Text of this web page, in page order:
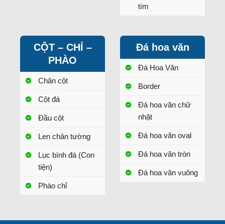
tím
CỘT – CHỈ –
PHÀO
Chân cột
Cột đá
Đầu cột
Len chân tường
Lục bình đá (Con
tiện)
Phào chỉ
Đá hoa văn
Đá Hoa Văn
Border
Đá hoa văn chữ
nhật
Đá hoa văn oval
Đá hoa văn tròn
Đá hoa văn vuông